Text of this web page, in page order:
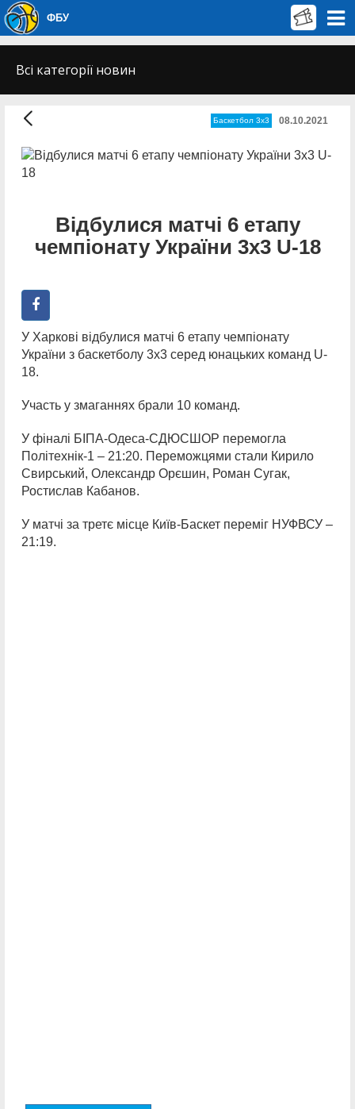
ФБУ
Всі категорії новин
Баскетбол 3х3 08.10.2021
Відбулися матчі 6 етапу
чемпіонату України 3х3 U-18
У Харкові відбулися матчі 6 етапу чемпіонату
України з баскетболу 3х3 серед юнацьких команд U-
18.
Участь у змаганнях брали 10 команд.
У фіналі БІПА-Одеса-СДЮСШОР перемогла
Політехнік-1 – 21:20. Переможцями стали Кирило
Свирський, Олександр Орєшин, Роман Сугак,
Ростислав Кабанов.
У матчі за третє місце Київ-Баскет переміг НУФВСУ –
21:19.